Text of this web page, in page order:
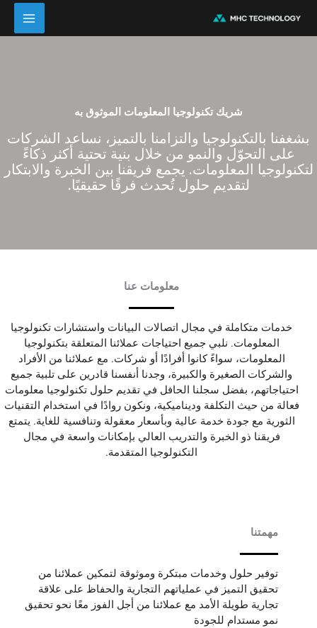
المحتوى
شريك تكنولوجيا المعلومات الموثوق به
بشغفنا بالتكنولوجيا والتزامنا بالتميز، نساعد الشركات
على التحوّل والنمو من خلال بنية تحتية أكثر ذكاءً
لتكنولوجيا المعلومات. يجمع فريقنا بين الخبرة والابتكار
لتقديم حلول تُحدث فرقًا حقيقيًا.
معلومات عنا
خدمات متكاملة في مجال اتصالات البيانات واستشارات تكنولوجيا
المعلومات. نلبي جميع احتياجات عملائنا المتعلقة بتكنولوجيا
المعلومات، سواءً كانوا أفرادًا أو شركات. مع عملائنا من الأفراد
والشركات الصغيرة والكبيرة، وجدنا أنفسنا قادرين على تلبية جميع
احتياجاتهم، بفضل سجلنا الحافل في تقديم حلول تكنولوجيا معلومات
فعالة من حيث التكلفة وديناميكية، ونكون روادًا في استخدام التقنيات
الثورية مع جودة خدمة عالية وبأسعار معقولة وتنافسية للغاية. يتمتع
فريقنا ذو الخبرة والتدريب العالي بإمكانات واسعة في مجال
التكنولوجيا المتقدمة.
مهمتنا
توفير حلول وخدمات مبتكرة وموثوقة لتمكين عملائنا من
تحقيق التميز في عملياتهم التجارية والحفاظ على علاقة
تجارية طويلة الأمد مع عملائنا من أجل الفوز معًا نحو تحقيق
نمو مستدام للجودة